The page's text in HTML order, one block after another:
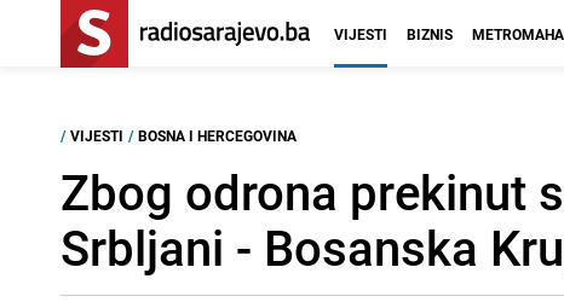
VIJESTI BIZNIS
/ VIJESTI / BOSNA I HERCEGOVINA
Zbog odrona prekinut
Srbljani - Bosanska